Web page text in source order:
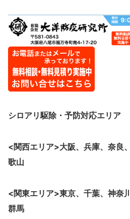
シロアリ駆除・予防対応エリア
<関西エリア>大阪、 兵庫、奈良
歌山
<関東エリア>東京、千葉、神奈
群馬